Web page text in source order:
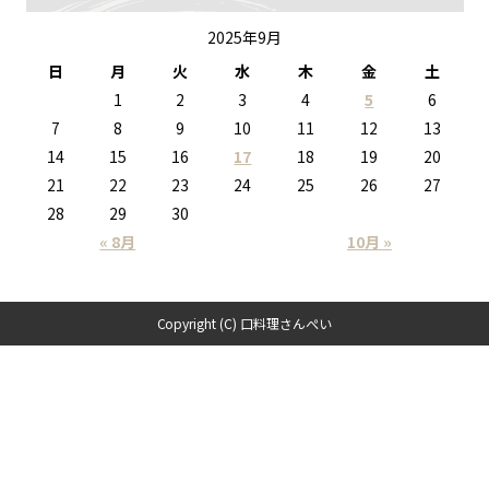
2025年9月
日
月 火 水 木 金 土
« 8月 10月 »
1 2 3 4 5
6
7
8 9 10 11 12
13
14
15 16 17 18 19
20
21
22 23 24 25 26
27
28
29 30
Copyright (C) 口料理さんぺい